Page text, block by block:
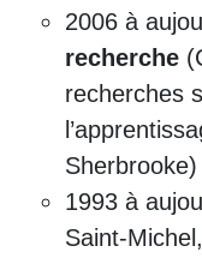
2006 à
recherche
recherches
Sherbrooke)
1993 à
Saint-